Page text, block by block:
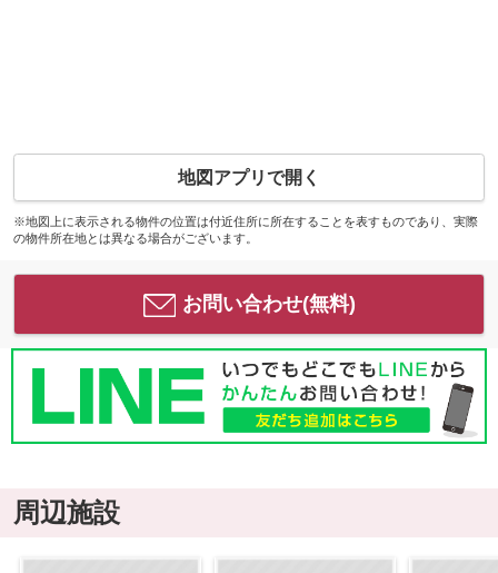
地図アプリで開く
※地図上に表示される物件の位置は付近住所に所在することを表すものであり、実際
の物件所在地とは異なる場合がございます。
お問い合わせ(無料)
周辺施設